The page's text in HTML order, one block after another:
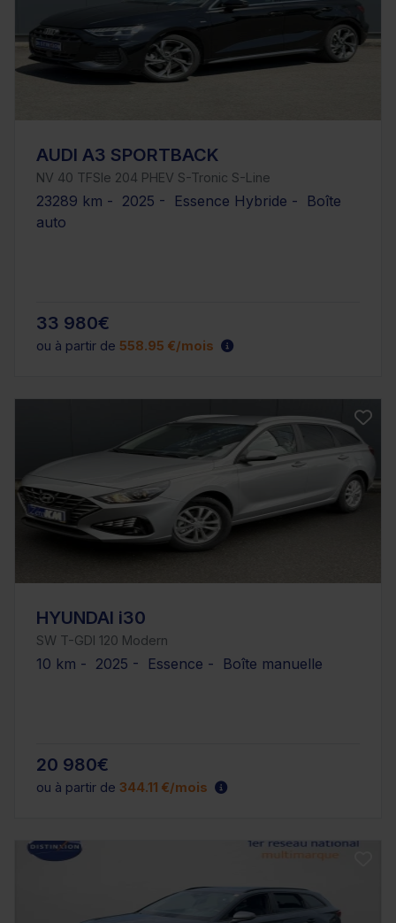
AUDI A3 SPORTBACK
NV 40 TFSIe 204 PHEV S-Tronic S-Line
23289 km - 2025 - Essence Hybride - Boîte
auto
33 980€
ou à partir de 558.95 €/mois
HYUNDAI i30
SW T-GDI 120 Modern
10 km - 2025 - Essence - Boîte manuelle
20 980€
ou à partir de 344.11 €/mois